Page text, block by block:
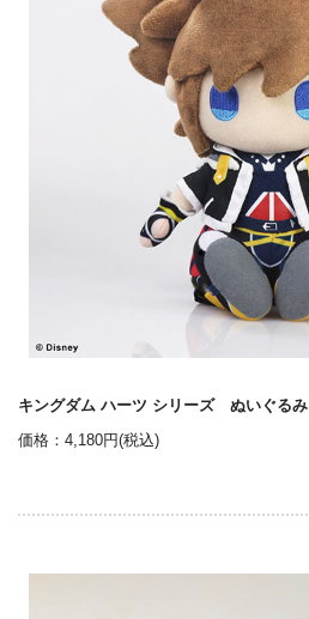
キングダム ハーツ シリーズ ぬいぐる
価格：4,180円(税込)